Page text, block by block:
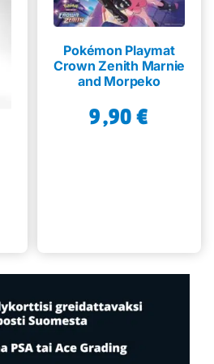
Pokémon Playmat
Crown Zenith Marnie
and Morpeko
9,90€